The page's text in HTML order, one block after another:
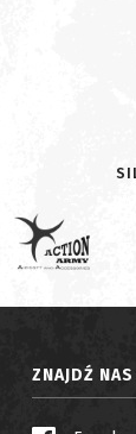
ZNAJDŹ